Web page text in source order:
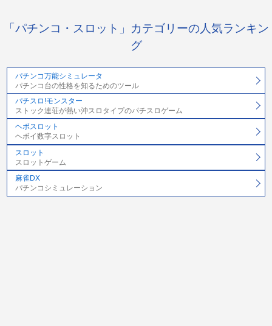
「パチンコ・スロット」カテゴリーの人気ランキン
グ
パチンコ万能シミュレータ
パチンコ台の性格を知るためのツール
パチスロ!モンスター
ストック連荘が熱い沖スロタイプのパチスロゲーム
ヘボスロット
ヘボイ数字スロット
スロット
スロットゲーム
麻雀DX
パチンコシミュレーション